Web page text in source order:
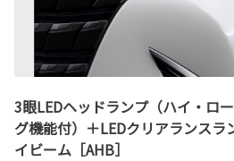
3眼LEDヘッドランプ（ハイ・ロ
グ機能付）＋LEDクリアランスラ
イビーム［AHB］